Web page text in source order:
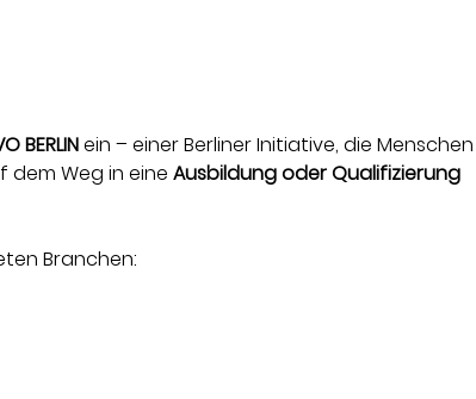
BERLIN ein – einer Berliner Initiative, die Menschen
Weg in eine Ausbildung oder Qualifizierung
Branchen: